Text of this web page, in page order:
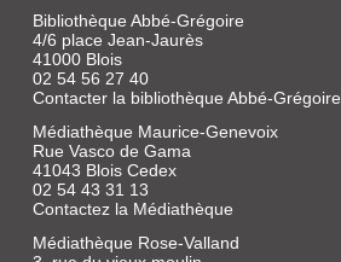
Livre
|
Hennequin,
P.-
P.
Belin-
Le
Prieur,
1836
Bibliothèque Abbé-Grégoire
4/6 place Jean-Jaurès
41000 Blois
02 54 56 27 40
Contacter la bibliothèque Abbé-Grégoire
Médiathèque Maurice-Genevoix
Rue Vasco de Gama
41043 Blois Cedex
02 54 43 31 13
Contactez la Médiathèque
Médiathèque Rose-Valland